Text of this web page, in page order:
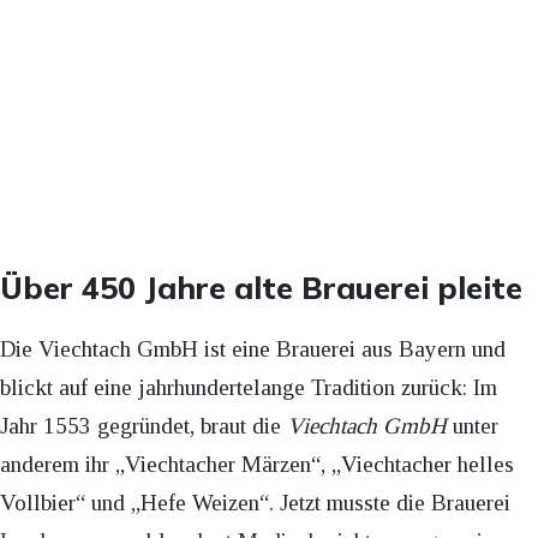
Über 450 Jahre alte Brauerei pleite
Die Viechtach GmbH ist eine Brauerei aus Bayern und
blickt auf eine jahrhundertelange Tradition zurück: Im
Jahr 1553 gegründet, braut die Viechtach GmbHunter
anderem ihr „Viechtacher Märzen“, „Viechtacher helles
Vollbier“ und „Hefe Weizen“. Jetzt musste die Brauerei